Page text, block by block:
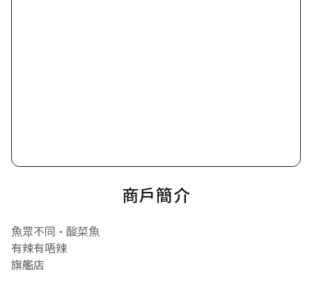
商戶簡介
魚眾不同•酸菜魚
有辣有唔辣
旗艦店